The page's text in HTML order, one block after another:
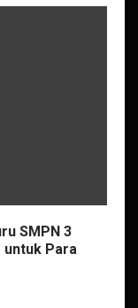
SMPN 3
untuk Para